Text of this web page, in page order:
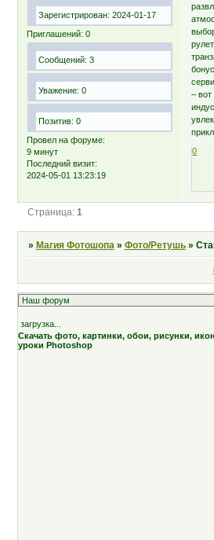
Зарегистрирован: 2024-01-17
Приглашений: 0
Сообщений: 3
Уважение: 0
Позитив: 0
Провел на форуме:
9 минут
Последний визит:
2024-05-01 13:23:19
– вот
0
Страница: 1
» Магия Фотошопа » Фото/Ретушь »
загрузка...
Скачать фото, картинки, обои, рисунки,
уроки Photoshop